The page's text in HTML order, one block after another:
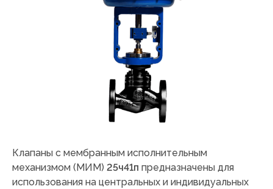
Клапаны с мембранным исполнительным
механизмом (МИМ) 25ч41п предназначены для
использования на центральных и индивидуальных